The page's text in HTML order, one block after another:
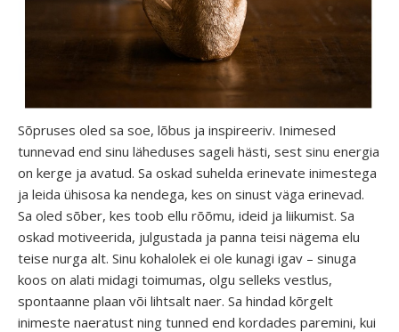
Sõpruses oled sa soe, lõbus ja inspireeriv. Inimesed
tunnevad end sinu läheduses sageli hästi, sest sinu energia
on kerge ja avatud. Sa oskad suhelda erinevate inimestega
ja leida ühisosa ka nendega, kes on sinust väga erinevad.
Sa oled sõber, kes toob ellu rõõmu, ideid ja liikumist. Sa
oskad motiveerida, julgustada ja panna teisi nägema elu
teise nurga alt. Sinu kohalolek ei ole kunagi igav – sinuga
koos on alati midagi toimumas, olgu selleks vestlus,
spontaanne plaan või lihtsalt naer. Sa hindad kõrgelt
inimeste naeratust ning tunned end kordades paremini, kui